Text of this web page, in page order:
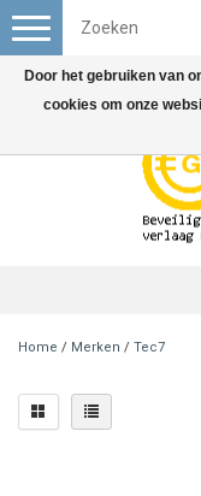
Toggle
navigation
Home / Merken / Tec7
Door het gebruiken van
cookies om onze